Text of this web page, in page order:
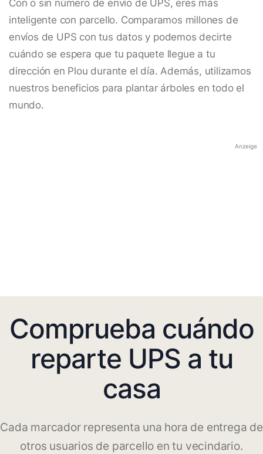
Con o sin número de envío de UPS, eres más
inteligente con parcello. Comparamos millones de
envíos de UPS con tus datos y podemos decirte
cuándo se espera que tu paquete llegue a tu
dirección en Plou durante el día. Además, utilizamos
nuestros beneficios para plantar árboles en todo el
mundo.
Anzeige
Comprueba cuándo
reparte UPS a tu
casa
Cada marcador representa una hora de entrega de
otros usuarios de parcello en tu vecindario.